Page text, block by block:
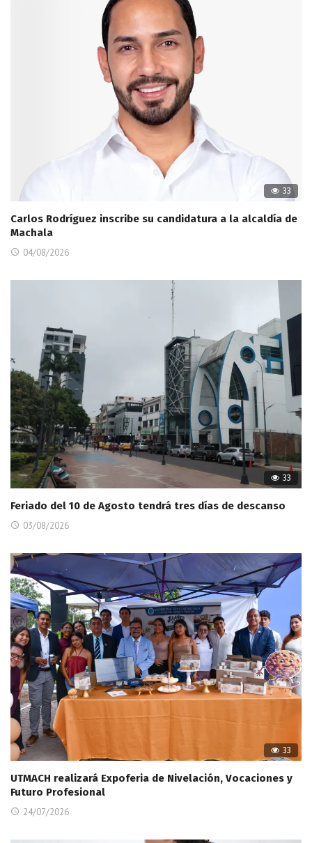
33
Carlos Rodríguez inscribe su candidatura a la alcaldía de
Machala
04/08/2026
33
Feriado del 10 de Agosto tendrá tres días de descanso
03/08/2026
33
UTMACH realizará Expoferia de Nivelación, Vocaciones y
Futuro Profesional
24/07/2026